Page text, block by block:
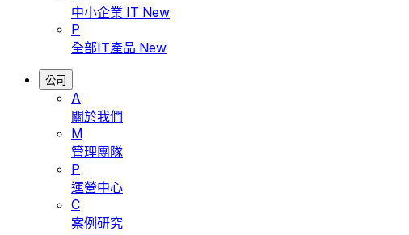
中小企業 IT New
P
全部IT產品 New
公司
A
關於我們
M
管理團隊
P
運營中心
C
案例研究